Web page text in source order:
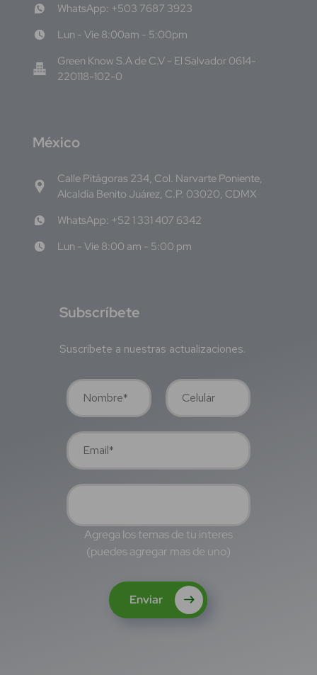
WhatsApp: +503 7687 3923
Lun - Vie 8:00am - 5:00pm
Green Know S.A de C.V - El Salvador 0614-
220118-102-0
México
Calle Pitágoras 234, Col. Narvarte Poniente,
Alcaldía Benito Juárez, C.P. 03020, CDMX
WhatsApp: +52 1 331 407 6342
Lun - Vie 8:00 am - 5:00 pm
Subscríbete
Suscríbete a nuestras actualizaciones.
Agrega los temas de tu interes
(puedes agregar mas de uno)
Enviar